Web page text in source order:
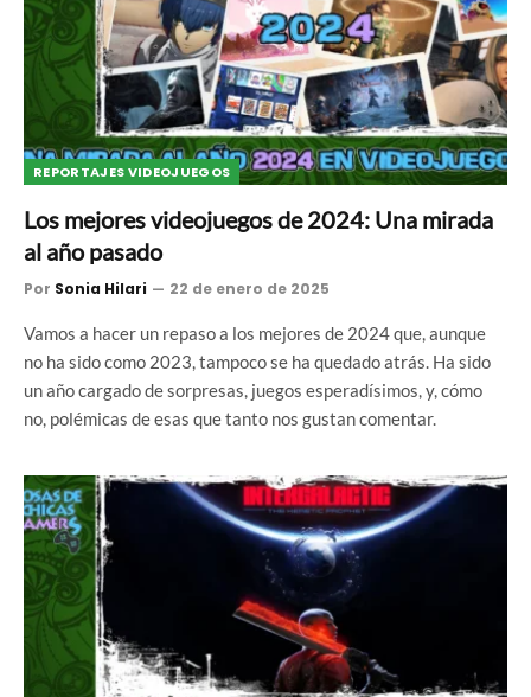
REPORTAJES VIDEOJUEGOS
Los mejores videojuegos de 2024: Una mirada
al año pasado
Por Sonia Hilari 22 de enero de 2025
Vamos a hacer un repaso a los mejores de 2024 que, aunque
no ha sido como 2023, tampoco se ha quedado atrás. Ha sido
un año cargado de sorpresas, juegos esperadísimos, y, cómo
no, polémicas de esas que tanto nos gustan comentar.